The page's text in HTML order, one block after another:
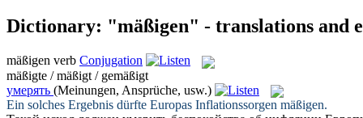
Dictionary: "mäßigen" - translations and
mäßigen verb Conjugation
mäßigte / mäßigt / gemäßigt
умерять (Meinungen, Ansprüche, usw.)
Ein solches Ergebnis dürfte Europas Inflationssorgen mäßigen.